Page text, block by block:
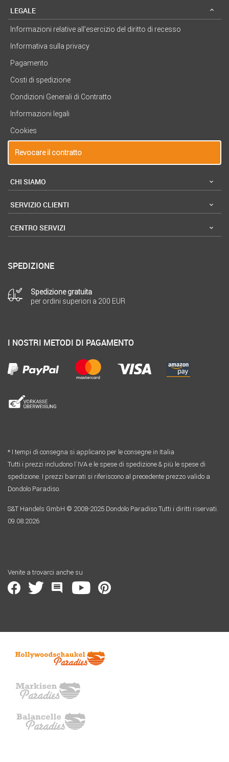
LEGALE
Informazioni relative all’esercizio del diritto di recesso
Informativa sulla privacy
Pagamento
Costi di spedizione
Condizioni Generali di Contratto
Informazioni legali
Cookies
Revocare il contratto
CHI SIAMO
SERVIZIO CLIENTI
CENTRO SERVIZI
SPEDIZIONE
Spedizione gratuita
per ordini superiori a 200 EUR
I NOSTRI METODI DI PAGAMENTO
* I tempi di consegna si applicano per le consegne in Italia
Tutti i prezzi includono l´IVA e le spese di spedizione & più le spese di
spedizione. I prezzi barrati si riferiscono al precedente prezzo valido a
Dondolo Paradiso.
S&T Handels GmbH © 2008-2025 Dondolo Paradiso Tutti i diritti riservati.
09.08.2026
Venite a trovarci anche su